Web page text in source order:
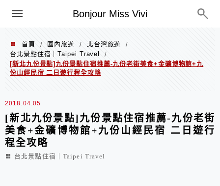
Bonjour Miss Vivi
選單
首頁 / 國內旅遊 / 北台灣旅遊
/
台北景點住宿｜Taipei Travel
/
[新北九份景點]九份景點住宿推薦-九份老街美食+金礦博物館+九
份山經民宿 二日遊行程全攻略
2018.04.05
[新北九份景點]九份景點住宿推薦-九份老街
美食+金礦博物館+九份山經民宿 二日遊行
程全攻略
台北景點住宿｜Taipei Travel